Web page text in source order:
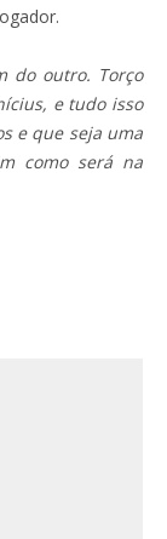
do outro. Torço
e tudo isso
e que seja uma
como será na